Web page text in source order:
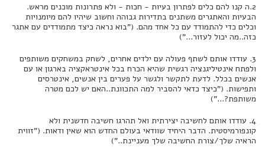
2.ה קנו להם כלים לפתרון בעיות - חכות - ולא פתרונות מוכנים מראש.
הבעיות והאתגרים משתנים בתדירות גבוהה וחשוב שיהיו להם מיומנויות
וכלים כדי להתמודד עם כל אחד מהם. ("בוא נראה כיצד מתמודדים עם אתגר
כזה..מה יכול לעזור...")
3. עודדו אותם לשתף פעולה עם ילדים אחרים, לשחק במשחקים משותפים
ולפתח אינטיליגנציה רגשית שהיא הכרח בכל אינטראקציה בארגון או עם
אנשים בכלל. לדעת לתקשר ולגשר על פערים בין אנשים, אינטרסים
ותפישות. ("כיצד כדאי להסביר למה התכוונת..האם יש לכם מטרה
משותפת?...")
4. עודדו אותם לחשיבה יצירתית ואל תהרגו חשיבה חדשנית ולא
קונפורמיסטית. הדבר היחיד שוודאי בעולם החדש הוא שאין ודאות. ("זווית
הראיה שלך/צורת החשיבה שלך מעניינת..")